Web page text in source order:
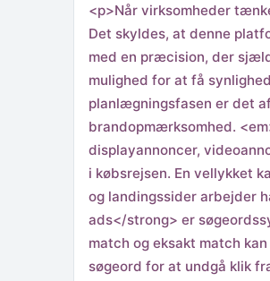
<p>Når virksomheder
Det skyldes, at denne
med en præcision, der
mulighed for at få
planlægningsfasen er det
brandopmærksomhed.
displayannoncer,
i købsrejsen. En vellykket
og landingssider arbejder
ads</strong> er
match og eksakt match
søgeord for at undgå klik